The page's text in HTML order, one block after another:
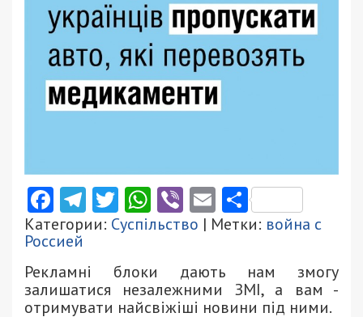
Facebook
Telegram
Twitter
WhatsApp
ViberEmail
Категории: Суспільство | Метки: война с
Россией
Рекламні блоки дають нам змогу
залишатися незалежними ЗМІ, а вам -
отримувати найсвіжіші новини під ними.